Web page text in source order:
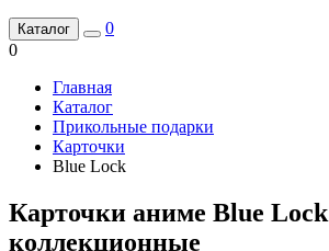
Каталог
0
0
Главная
Каталог
Прикольные подарки
Карточки
Blue Lock
Карточки аниме Blue Lock
коллекционные